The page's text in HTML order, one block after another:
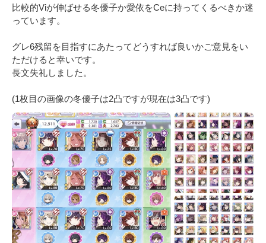
比較的Viが伸ばせる冬優子か愛依をCeに持ってくるべきか迷
っています。
グレ6残留を目指すにあたってどうすれば良いかご意見をい
ただけると幸いです。
長文失礼しました。
(1枚目の画像の冬優子は2凸ですが現在は3凸です)